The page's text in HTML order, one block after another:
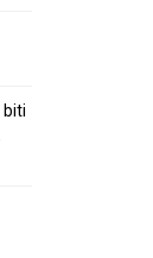
biti